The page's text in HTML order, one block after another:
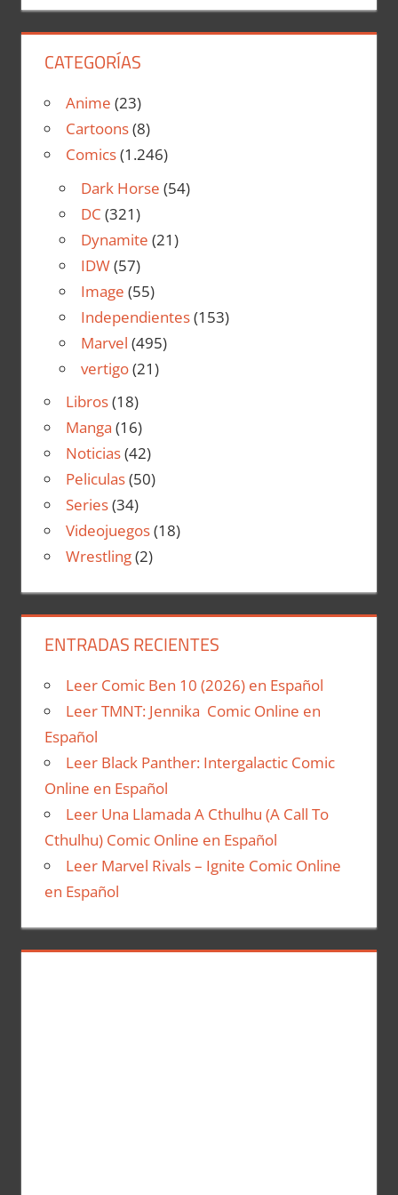
CATEGORÍAS
Anime (23)
Cartoons(8)
Comics(1.246)
Dark Horse (54)
DC (321)
Dynamite (21)
IDW(57)
Image (55)
Independientes(153)
Marvel (495)
vertigo(21)
Libros(18)
Manga (16)
Noticias(42)
Peliculas(50)
Series(34)
Videojuegos(18)
Wrestling(2)
ENTRADAS RECIENTES
Leer Comic Ben 10 (2026) en Español
Leer TMNT: Jennika Comic Online en
Español
Leer Black Panther: Intergalactic Comic
Online en Español
Leer Una Llamada A Cthulhu (A Call To
Cthulhu) Comic Online en Español
Leer Marvel Rivals – Ignite Comic Online
en Español